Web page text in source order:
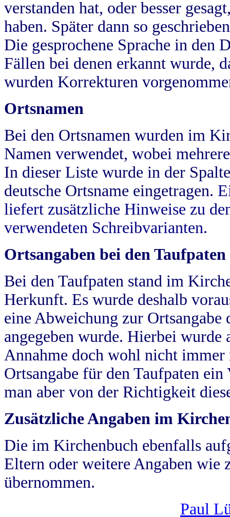
verstanden hat, oder besser
haben. Später dann so
Die gesprochene Sprache in
Fällen bei denen erkannt wurde,
wurden Korrekturen
Ortsnamen
Bei den Ortsnamen wurden im
Namen verwendet, wobei
In dieser Liste wurde in der
deutsche Ortsname eingetragen.
liefert zusätzliche Hinweise zu
verwendeten Schreibvarianten.
Ortsangaben bei den Taufpaten
Bei den Taufpaten stand im
Herkunft. Es wurde deshalb
eine Abweichung zur
angegeben wurde. Hierbei wurde
Annahme doch wohl nicht
Ortsangabe für den Taufpaten
man aber von der Richtigkeit
Zusätzliche Angaben im
Die im Kirchenbuch ebenfalls
Eltern oder weitere Angaben wie
übernommen.
Paul